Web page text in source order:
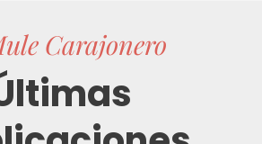
Carajonero